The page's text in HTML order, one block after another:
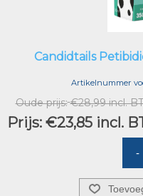
Candidtails
Artikelnummer
Oude prijs: €28,99 incl.
Prijs: €23,85 incl.
-